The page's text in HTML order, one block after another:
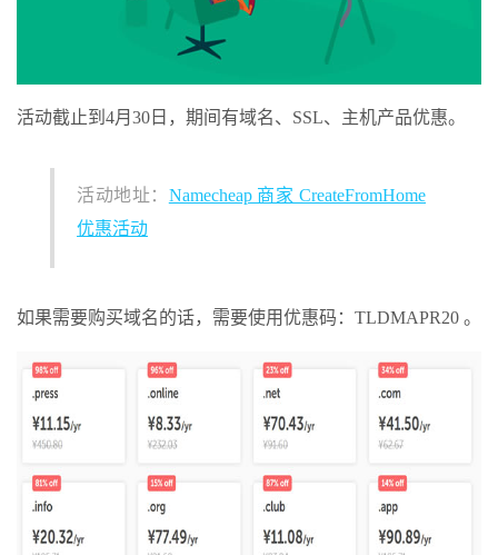
活动截止到4月30日，期间有域名、SSL、主机产品优惠。
活动地址： Namecheap 商家 CreateFromHome
优惠活动
如果需要购买域名的话，需要使用优惠码：TLDMAPR20 。